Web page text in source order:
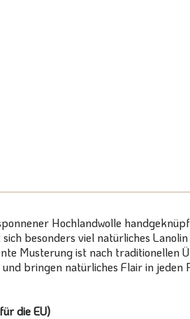
Hochlandwolle
besonders viel natürliches
Musterung ist nach
bringen natürliches Flair in jeden
die EU)